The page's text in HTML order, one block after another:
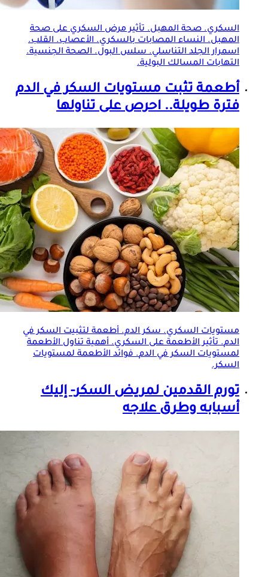
السكري. صحة المهبل. تأثير مرض السكري على صحة
المهبل. النساء المصابات بالسكري. الأعصاب. القلب.
اسمرار الجلد التناسلي. سلس البول. الصحة الجنسية.
التهابات المسالك البولية.
أطعمة تثبت مستوياتالسكر في الدم
فترة طويلة.. احرص على تناولها
مستويات السكري. سكر الدم. أطعمة لتثبيتالسكر في
الدم. تأثير الأطعمة على السكري. أهمية تناول الأطعمة
لمستوياتالسكر في الدم. فوائد الأطعمة لمستويات
السكر.
تورم القدمين لمريض السكر- إليك
أسبابه وطرق علاجه